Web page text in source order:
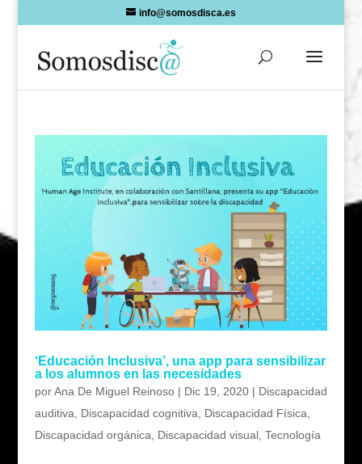
info@somosdisca.es
‘Educación Inclusiva’, una app para sensibilizar
a los alumnos en las necesidades
porAna De Miguel Reinoso| Dic 19, 2020| Discapacidad
auditiva
Discapacidad cognitiva Discapacidad Física
Discapacidad orgánica
Discapacidad visual, Tecnología